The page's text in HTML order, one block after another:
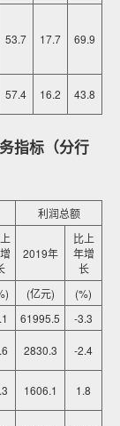
53.7 17.7 69.9
57.4 16.2 43.8
指标（分行
利润总额
2019年
比上
年增
长
(亿元)
(%)
61995.5
-3.3
2830.3 -2.4
1606.1 1.8